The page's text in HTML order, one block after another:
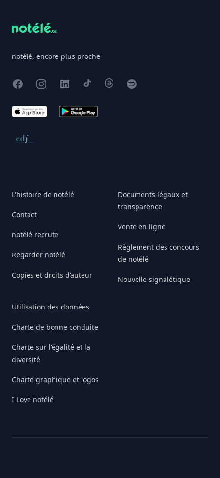
notélé, encore plus proche
FacebookInstagram
X TikTokThreadsSpotify
App Store Google Play
Conseil de déontologie journalistique
L'histoire de notélé
Contact
notélé recrute
Regarder notélé
Copies et droits d’auteur
Utilisation des données
Charte de bonne conduite
Charte sur l'égalité et la
diversité
Charte graphique et logos
I Love notélé
Documents légaux et
transparence
Vente en ligne
Règlement des concours
de notélé
Nouvelle signalétique